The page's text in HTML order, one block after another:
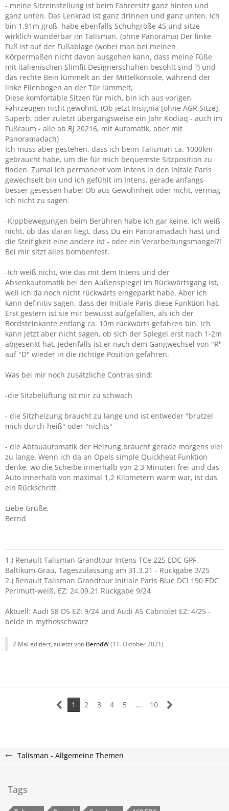
- meine Sitzeinstellung ist beim Fahrersitz ganz hinten und
ganz unten. Das Lenkrad ist ganz drinnen und ganz unten. Ich
bin 1,91m groß, habe ebenfalls Schuhgröße 45 und sitze
wirklich wunderbar im Talisman. (ohne Panorama) Der linke
Fuß ist auf der Fußablage (wobei man bei meinen
Körpermaßen nicht davon ausgehen kann, dass meine Füße
mit italienischen Slimfit Designerschuhen besohlt sind ?) und
das rechte Bein lümmelt an der Mittelkonsole, während der
linke Ellenbogen an der Tür lümmelt,
Diese komfortable Sitzen für mich, bin ich aus vorigen
Fahrzeugen nicht gewohnt. (Ob jetzt Insignia [ohne AGR Sitze],
Superb, oder zuletzt übergangsweise ein Jahr Kodiaq - auch im
Fußraum - alle ab BJ 20216, mit Automatik, aber mit
Panoramadach)
Ich muss aber gestehen, dass ich beim Talisman ca. 1000km
gebraucht habe, um die für mich bequemste Sitzposition zu
finden. Zumal ich permanent vom Intens in den Initale Paris
gewechselt bin und ich gefühlt im Intens, gerade anfangs
besser gesessen habe! Ob aus Gewohnheit oder nicht, vermag
ich nicht zu sagen.
-Kippbewegungen beim Berühren habe ich gar keine. Ich weiß
nicht, ob das daran liegt, dass Du ein Panoramadach hast und
die Steifigkeit eine andere ist - oder ein Verarbeitungsmangel?!
Bei mir sitzt alles bombenfest.
-Ich weiß nicht, wie das mit dem Intens und der
Absenkautomatik bei den Außenspiegel im Rückwärtsgang ist,
weil ich da noch nicht rückwärts eingeparkt habe. Aber ich
kann definitiv sagen, dass der Initiale Paris diese Funktion hat.
Erst gestern ist sie mir bewusst aufgefallen, als ich der
Bordsteinkante entlang ca. 10m rückwärts gefahren bin. Ich
kann jetzt aber nicht sagen, ob sich der Spiegel erst nach 1-2m
abgesenkt hat. Jedenfalls ist er nach dem Gangwechsel von "R"
auf "D" wieder in die richtige Position gefahren.
Was bei mir noch zusätzliche Contras sind:
-die Sitzbelüftung ist mir zu schwach
- die Sitzheizung braucht zu lange und ist entweder "brutzel
mich durch-heiß" oder "nichts"
- die Abtauautomatik der Heizung braucht gerade morgens viel
zu lange. Wenn ich da an Opels simple Quickheat Funktion
denke, wo die Scheibe innerhalb von 2,3 Minuten frei und das
Auto innerhalb von maximal 1,2 Kilometern warm war, ist das
ein Rückschritt.
Liebe Grüße,
Bernd
1.) Renault Talisman Grandtour Intens TCe 225 EDC GPF,
Baltikum-Grau, Tageszulassung am 31.3.21 - Rückgabe 3/25
2.) Renault Talisman Grandtour Initiale Paris Blue DCi 190 EDC
Perlmutt-weiß, EZ: 24.09.21 Rückgabe 9/24
Aktuell: Audi S8 D5 EZ: 9/24 und Audi A5 Cabriolet EZ: 4/25 -
beide in mythosschwarz
2 Mal editiert, zuletzt von BerndW(11. Oktober 2021)
1 2 3 4 5 … 10
Talisman - Allgemeine Themen
Tags